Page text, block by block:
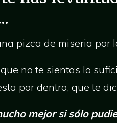
pizca de miseria
no te sientas lo
por dentro, que te
mejor si sólo